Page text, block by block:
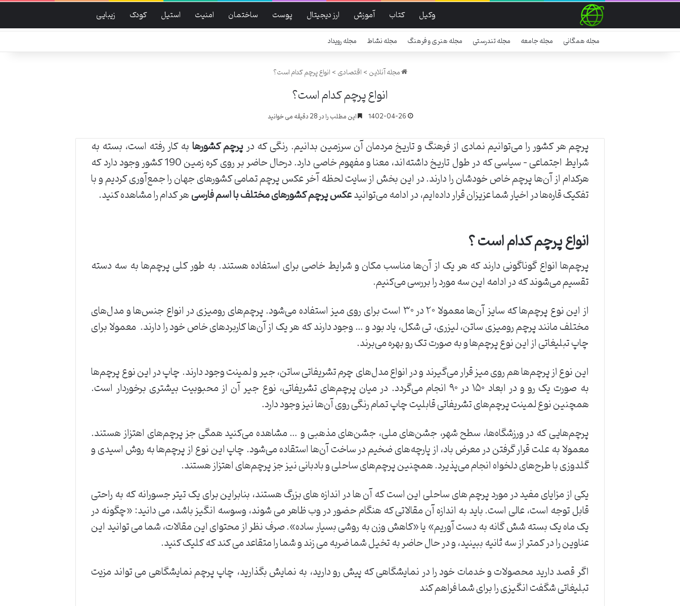
وکیل کتاب آموزش ارز دیجیتال پوست ساختمان امنیت استیل کودک زیبایی
مجله همگانی مجله جامعه مجله تندرستی مجله هنری و فرهنگ مجله نشاط مجله رویداد
مجله آنلاین>اقتصادی>انواع پرچم کدام است؟
انواع پرچم کدام است؟
1402-04-26 این مطلب را در 28 دقیقه می خوانید
پرچم هر کشور را می‌توانیم نمادی از فرهنگ و تاریخ مردمان آن سرزمین بدانیم. رنگی که درپرچم کشورهابه کار رفته است، بسته به
شرایط اجتماعی – سیاسی که در طول تاریخ داشته‌اند، معنا و مفهوم خاصی دارد. درحال حاضر بر روی کره زمین 190 کشور وجود دارد که
هرکدام از آن‌ها پرچم خاص خودشان را دارند. در این بخش از سایت لحظه آخر عکس پرچم تمامی کشورهای جهان را جمع‌آوری کردیم و با
تفکیک قاره‌ها در اخیار شما عزیزان قرار داده‌ایم، در ادامه می‌توانیدعکس پرچم کشورهای مختلف با اسم فارسیهر کدام را مشاهده کنید.
انواع پرچم کدام است ؟
پرچم‌ها انواع گوناگونی دارند که هر یک از آن‌ها مناسب مکان و شرایط خاصی برای استفاده هستند. به طور کلی پرچم‌ها به سه دسته
تقسیم می‌شوند که در ادامه این سه مورد را بررسی می‌کنیم.
از این نوع پرچم‌ها که سایز آن‌ها معمولا ۲۰ در ۳۰ است برای روی میز استفاده می‌شود. پرچم‌های رومیزی در انواع جنس‌ها و مدل‌های
مختلف مانند پرچم رومیزی ساتن، لیزری، تی شکل، یاد بود و … وجود دارند که هر یک از آن‌ها کاربردهای خاص خود را دارند. معمولا برای
چاپ تبلیغاتی از این نوع پرچم‌ها و به صورت تک رو بهره می‌برند.
این نوع از پرچم‌ها هم روی میز قرار می‌گیرند و در انواع مدل‌های چرم تشریفاتی ساتن، جیر و لمینت وجود دارند. چاپ در این نوع پرچم‌ها
به صورت یک رو و در ابعاد ۱۵۰ در ۹۰ انجام می‌گردد. در میان پرچم‌های تشریفاتی، نوع جیر آن از محبوبیت بیشتری برخوردار است.
همچنین نوع لمینت پرچم‌های تشریفاتی قابلیت چاپ تمام رنگی روی آن‌ها نیز وجود دارد.
پرچم‌هایی که در ورزشگاه‌ها، سطح شهر، جشن‌های ملی، جشن‌های مذهبی و … مشاهده می‌کنید همگی جز پرچم‌های اهتزاز هستند.
معمولا به علت قرار گرفتن در معرض باد، از پارچه‌های ضخیم در ساخت آن‌ها استقاده می‌شود. چاپ این نوع از پرچم‌ها به روش اسیدی و
گلدوزی با طرح‌های دلخواه انجام می‌پذیرد. همچنین پرچم‌های ساحلی و بادبانی نیز جز پرچم‌های اهتزاز هستند.
یکی از مزایای مفید در مورد پرچم های ساحلی این است که آن ها در اندازه های بزرگ هستند، بنابراین برای یک تیتر جسورانه که به راحتی
قابل توجه است، عالی است. باید به اندازه آن مقالاتی که هنگام حضور در وب ظاهر می ‌شوند، وسوسه ‌انگیز باشد، می‌ دانید: «چگونه در
یک ماه یک بسته شش گانه به دست آوریم» یا «کاهش وزن به روشی بسیار ساده». صرف نظر از محتوای این مقالات، شما می توانید این
عناوین را در کمتر از سه ثانیه ببینید، و در حال حاضر به تخیل شما ضربه می زند و شما را متقاعد می کند که کلیک کنید.
اگر قصد دارید محصولات و خدمات خود را در نمایشگاهی که پیش رو دارید، به نمایش بگذارید، چاپ پرچم نمایشگاهی می تواند مزیت
تبلیغاتی شگفت انگیزی را برای شما فراهم کند